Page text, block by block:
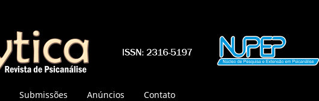
Submissões Anúncios Contato